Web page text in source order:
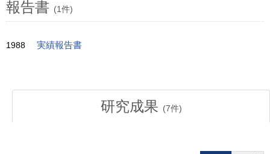
報告書 (1件)
1988 実績報告書
研究成果 (7件)